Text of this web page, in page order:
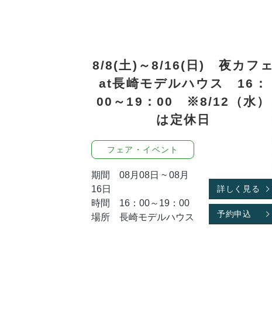
8/8(土)～8/16(日) 夜カフェ
at長崎モデルハウス 16：
00～19：00 ※8/12（水）
は定休日
フェア・イベント
期間 08月08日 ~ 08月
16日
時間 16：00～19：00
場所 長崎モデルハウス
詳しく見る
予約申込